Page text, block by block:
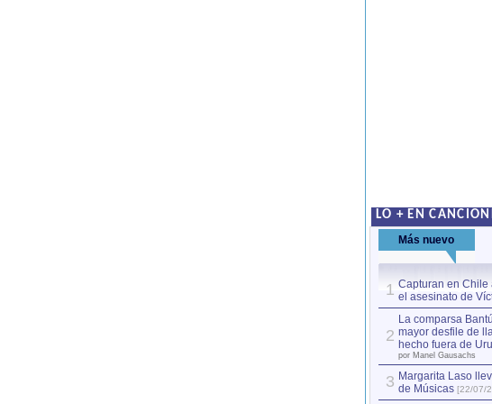
LO + EN
Más nuevo
1 Capturan en Chile
el asesinato de
2
La comparsa
mayor desfile de
hecho fuera de
por Manel Gausachs
3 Margarita Laso
de Músicas [22/07/